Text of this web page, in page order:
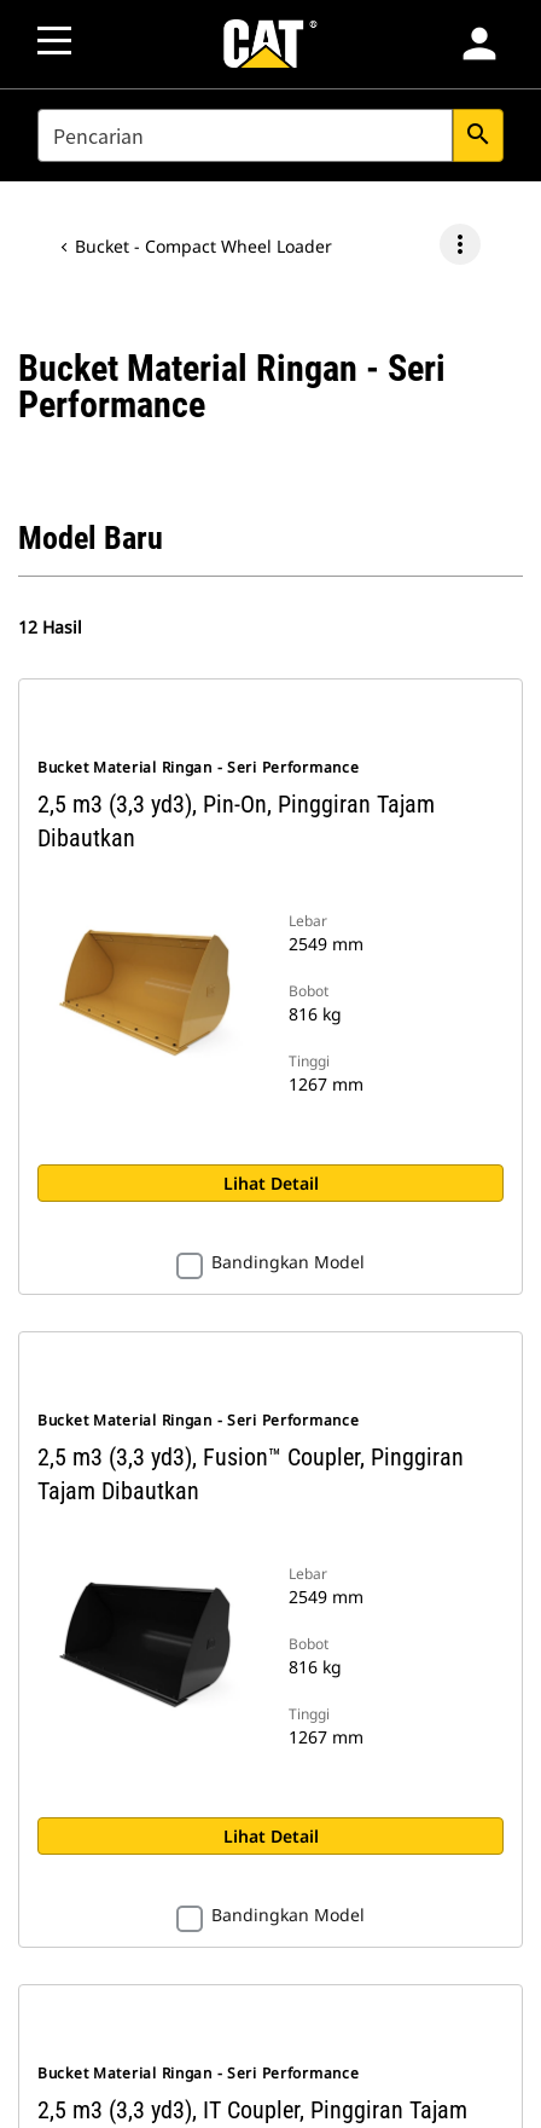
person
SEARCH search
Bucket - Compact Wheel Loader more_vert
Bucket Material Ringan - Seri
Performance
Model Baru
12 Hasil
Bucket Material Ringan - Seri Performance
2,5 m3 (3,3 yd3), Pin-On, Pinggiran Tajam
Dibautkan
Lebar
2549 mm
Bobot
816 kg
Tinggi
1267 mm
Lihat Detail
Bandingkan Model
Bucket Material Ringan - Seri Performance
2,5 m3 (3,3 yd3), Fusion™ Coupler, Pinggiran
Tajam Dibautkan
Lebar
2549 mm
Bobot
816 kg
Tinggi
1267 mm
Lihat Detail
Bandingkan Model
Bucket Material Ringan - Seri Performance
2,5 m3 (3,3 yd3), IT Coupler, Pinggiran Tajam